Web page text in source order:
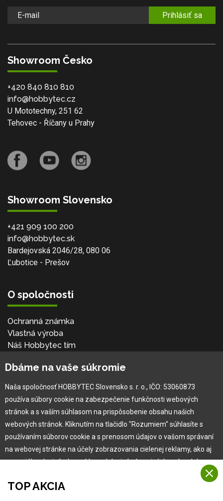
Prihlásiť sa
Showroom Česko
+420 840 810 810
info@hobbytec.cz
U Mototechny, 251 62
Tehovec - Říčany u Prahy
Showroom Slovensko
+421 909 100 200
info@hobbytec.sk
Bardejovská 2046/28, 080 06
Ľubotice - Prešov
O spoločnosti
Ochranná známka
Vlastná výroba
Náš Hobbytec tím
Naša história
Pre zákazníka
Garancia najlepšej ceny
Užívateľský manuál
Reklamácia
TOP AKCIA
Dbáme na vaše súkromie
Naša spoločnosť HOBBYTEC Slovensko s. r. o., IČO: 53060873
používa súbory cookie na zabezpečenie funkčnosti webových
stránok a s vaším súhlasom na prispôsobenie obsahu našich
webových stránok. Kliknutím na tlačidlo "Rozumiem" súhlasíte s
používaním súborov cookie a s prenosom údajov o vašom správaní
na webovej stránke na účely zobrazovania cielenej reklamy, ako aj
na sociálnych sieťach a reklamných sieťach na iných webových
Viac informácií